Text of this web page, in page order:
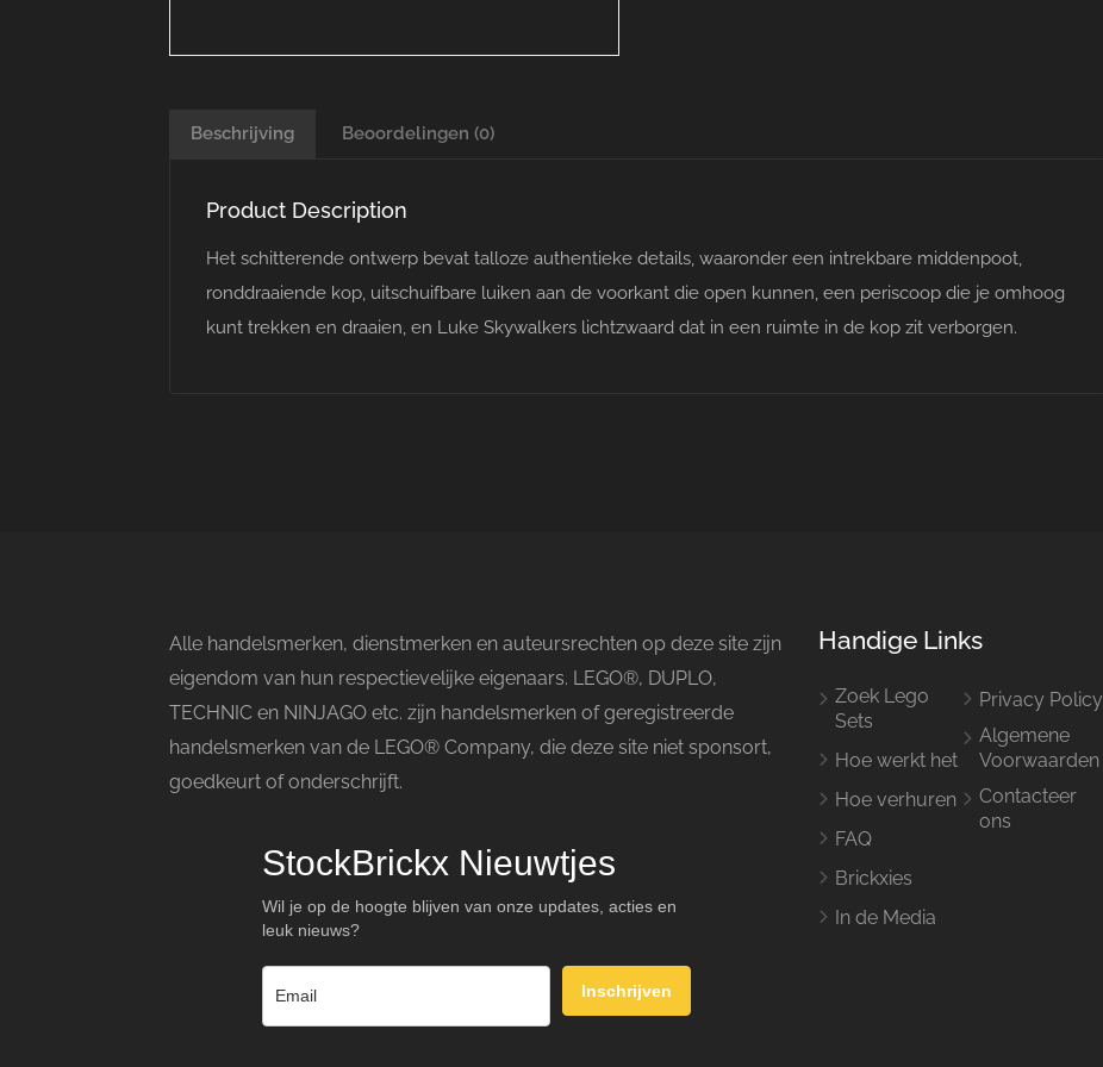
Beschrijving Beoordelingen (0)
Product Description
Het schitterende ontwerp bevat talloze authentieke details, waaronder een intrekbare middenpoot,
ronddraaiende kop, uitschuifbare luiken aan de voorkant die open kunnen, een periscoop die je omhoog
kunt trekken en draaien, en Luke Skywalkers lichtzwaard dat in een ruimte in de kop zit verborgen.
Alle handelsmerken, dienstmerken en auteursrechten op deze site zijn
eigendom van hun respectievelijke eigenaars. LEGO®, DUPLO,
TECHNIC en NINJAGO etc. zijn handelsmerken of geregistreerde
handelsmerken van de LEGO® Company, die deze site niet sponsort,
goedkeurt of onderschrijft.
StockBrickx Nieuwtjes
Wil je op de hoogte blijven van onze updates, acties en
leuk nieuws?
Inschrijven
Handige Links
Zoek Lego
Sets
Hoe werkt het
Hoe verhuren
FAQ
Brickxies
In de Media
Privacy Policy
Algemene
Voorwaarden
Contacteer
ons